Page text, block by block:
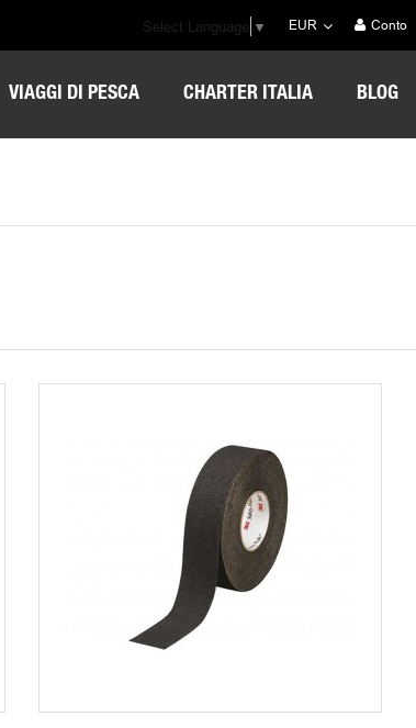
Conto
EUR
Select Language ▼
VIAGGI DI PESCA CHARTER ITALIA BLOG